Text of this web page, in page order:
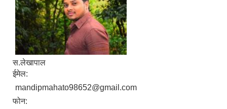
स.लेखापाल
ईमेल:
mandipmahato98652@gmail.com
फोन: